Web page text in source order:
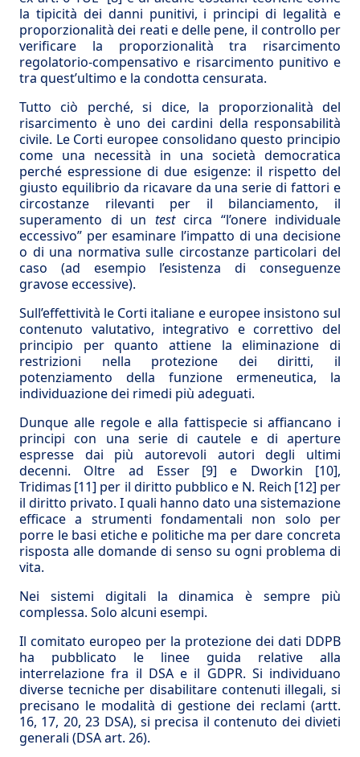
la tipicità dei danni punitivi, i principi di legalità e
proporzionalità dei reati e delle pene, il controllo per
verificare la proporzionalità tra risarcimento
regolatorio-compensativo e risarcimento punitivo e
tra quest’ultimo e la condotta censurata.
Tutto ciò perché, si dice, la proporzionalità del
risarcimento è uno dei cardini della responsabilità
civile. Le Corti europee consolidano questo principio
come una necessità in una società democratica
perché espressione di due esigenze: il rispetto del
giusto equilibrio da ricavare da una serie di fattori e
circostanze rilevanti per il bilanciamento, il
superamento di un testcirca “l’onere individuale
eccessivo” per esaminare l’impatto di una decisione
o di una normativa sulle circostanze particolari del
caso (ad esempio l’esistenza di conseguenze
gravose eccessive).
Sull’effettività le Corti italiane e europee insistono sul
contenuto valutativo, integrativo e correttivo del
principio per quanto attiene la eliminazione di
restrizioni nella protezione dei diritti, il
potenziamento della funzione ermeneutica, la
individuazione dei rimedi più adeguati.
Dunque alle regole e alla fattispecie si affiancano i
principi con una serie di cautele e di aperture
espresse dai più autorevoli autori degli ultimi
decenni. Oltre ad Esser
[9] e Dworkin [10],
Tridimas [11] per il diritto pubblico e N. Reich [12] per
il diritto privato. I quali hanno dato una sistemazione
efficace a strumenti fondamentali non solo per
porre le basi etiche e politiche ma per dare concreta
risposta alle domande di senso su ogni problema di
vita.
Nei sistemi digitali la dinamica è sempre più
complessa. Solo alcuni esempi.
Il comitato europeo per la protezione dei dati DDPB
ha pubblicato le linee guida relative alla
interrelazione fra il DSA e il GDPR. Si individuano
diverse tecniche per disabilitare contenuti illegali, si
precisano le modalità di gestione dei reclami (artt.
16, 17, 20, 23 DSA), si precisa il contenuto dei divieti
generali (DSA art. 26).